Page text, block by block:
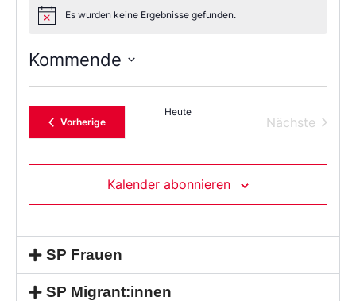
NoticeEs wurden keine Ergebnisse gefunden.
Kommende
Sie
das
Datum
aus.
VorherigeVeranstaltungen
Heute
Nächste
Kalender abonnieren
SP Frauen
SP Migrant:innen